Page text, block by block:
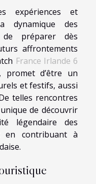
expériences et
dynamique des
préparer dès
affrontements
France Irlande 6
promet d’être un
et festifs, aussi
telles rencontres
de découvrir
légendaire des
en contribuant à